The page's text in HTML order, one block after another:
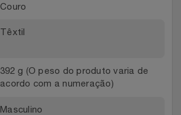
Couro
Têxtil
392 g (O peso do produto varia de
acordo com a numeração)
Masculino